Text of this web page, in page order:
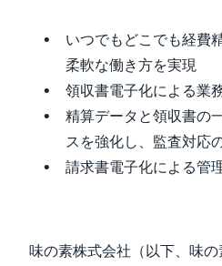
いつでもどこでも経費
柔軟な働き方を実現
領収書電子化による業
精算データと領収書の
スを強化し、監査対応
請求書電子化による管
味の素株式会社（以下、味